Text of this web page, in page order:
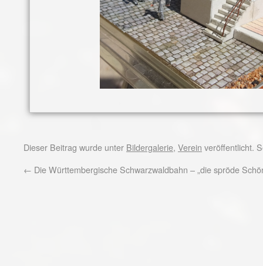
Dieser Beitrag wurde unter Bildergalerie, Verein veröffentlicht.
← Die Württembergische Schwarzwaldbahn – „die spröde